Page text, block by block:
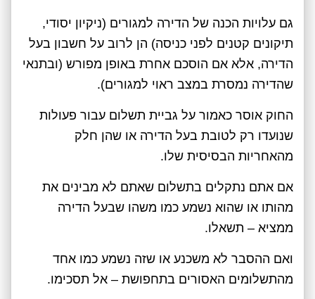
גם עלויות הכנה של הדירה למגורים (ניקיון יסודי,
תיקונים קטנים לפני כניסה) הן לרוב על חשבון בעל
הדירה, אלא אם הוסכם אחרת באופן מפורש (ובתנאי
שהדירה נמסרת במצב ראוי למגורים).
החוק אוסר כאמור על גביית תשלום עבור פעולות
שנועדו רק לטובת בעל הדירה או שהן חלק
מהאחריות הבסיסית שלו.
אם אתם נתקלים בתשלום שאתם לא מבינים את
מהותו או שהוא נשמע כמו משהו שבעל הדירה
ממציא – תשאלו.
ואם ההסבר לא משכנע או שזה נשמע כמו אחד
מהתשלומים האסורים בתחפושת – אל תסכימו.